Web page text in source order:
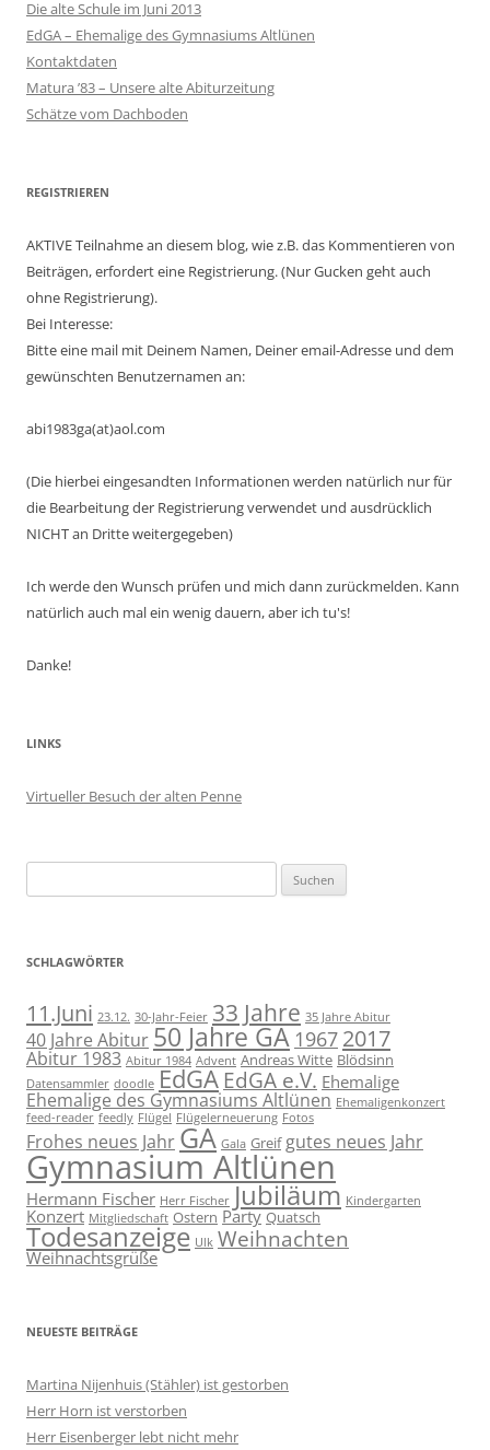
Die alte Schule im Juni 2013
EdGA – Ehemalige des Gymnasiums Altlünen
Kontaktdaten
Matura ’83 – Unsere alte Abiturzeitung
Schätze vom Dachboden
REGISTRIEREN
AKTIVE Teilnahme an diesem blog, wie z.B. das Kommentieren von
Beiträgen, erfordert eine Registrierung. (Nur Gucken geht auch
ohne Registrierung).
Bei Interesse:
Bitte eine mail mit Deinem Namen, Deiner email-Adresse und dem
gewünschten Benutzernamen an:
abi1983ga(at)aol.com
(Die hierbei eingesandten Informationen werden natürlich nur für
die Bearbeitung der Registrierung verwendet und ausdrücklich
NICHT an Dritte weitergegeben)
Ich werde den Wunsch prüfen und mich dann zurückmelden. Kann
natürlich auch mal ein wenig dauern, aber ich tu's!
Danke!
LINKS
Virtueller Besuch der alten Penne
nach:
SCHLAGWÖRTER
11.Juni 23.12. 30-Jahr-Feier 33 Jahre 35 Jahre Abitur
40 Jahre Abitur 50 Jahre GA 1967 2017
Abitur 1983 Abitur 1984 Advent Andreas Witte Blödsinn
Datensammler doodle EdGA EdGA e.V. Ehemalige
Ehemalige des Gymnasiums Altlünen Ehemaligenkonzert
feed-reader feedly Flügel Flügelerneuerung Fotos
Frohes neues Jahr GA Gala Greif gutes neues Jahr
Gymnasium Altlünen
Hermann Fischer Herr Fischer Jubiläum Kindergarten
Konzert Mitgliedschaft Ostern Party Quatsch
Todesanzeige Ulk Weihnachten
Weihnachtsgrüße
NEUESTE BEITRÄGE
Martina Nijenhuis (Stähler) ist gestorben
Herr Horn ist verstorben
Herr Eisenberger lebt nicht mehr